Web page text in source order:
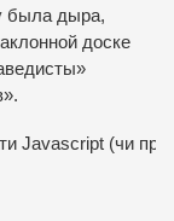
была дыра,
доске
Javascript (чи